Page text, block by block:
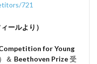
721
ールより）
for Young
＆ Beethoven Prize受